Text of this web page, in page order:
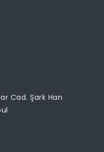
Cad. Şark Han